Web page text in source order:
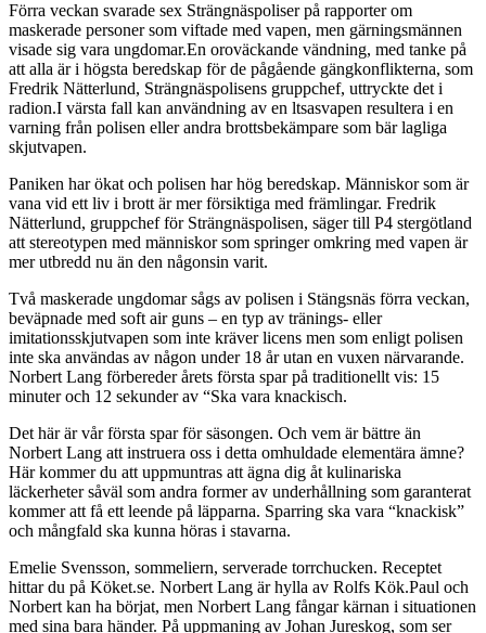
Förra veckan svarade sex Strängnäspoliser på rapporter om
maskerade personer som viftade med vapen, men gärningsmännen
visade sig vara ungdomar.En oroväckande vändning, med tanke på
att alla är i högsta beredskap för de pågående gängkonflikterna, som
Fredrik Nätterlund, Strängnäspolisens gruppchef, uttryckte det i
radion.I värsta fall kan användning av en ltsasvapen resultera i en
varning från polisen eller andra brottsbekämpare som bär lagliga
skjutvapen.
Paniken har ökat och polisen har hög beredskap. Människor som är
vana vid ett liv i brott är mer försiktiga med främlingar. Fredrik
Nätterlund, gruppchef för Strängnäspolisen, säger till P4 stergötland
att stereotypen med människor som springer omkring med vapen är
mer utbredd nu än den någonsin varit.
Två maskerade ungdomar sågs av polisen i Stängsnäs förra veckan,
beväpnade med soft air guns – en typ av tränings- eller
imitationsskjutvapen som inte kräver licens men som enligt polisen
inte ska användas av någon under 18 år utan en vuxen närvarande.
Norbert Lang förbereder årets första spar på traditionellt vis: 15
minuter och 12 sekunder av “Ska vara knackisch.
Det här är vår första spar för säsongen. Och vem är bättre än
Norbert Lang att instruera oss i detta omhuldade elementära ämne?
Här kommer du att uppmuntras att ägna dig åt kulinariska
läckerheter såväl som andra former av underhållning som garanterat
kommer att få ett leende på läpparna. Sparring ska vara “knackisk”
och mångfald ska kunna höras i stavarna.
Emelie Svensson, sommeliern, serverade torrchucken. Receptet
hittar du på Köket.se. Norbert Lang är hylla av Rolfs Kök.Paul och
Norbert kan ha börjat, men Norbert Lang fångar kärnan i situationen
med sina bara händer. På uppmaning av Johan Jureskog, som ser